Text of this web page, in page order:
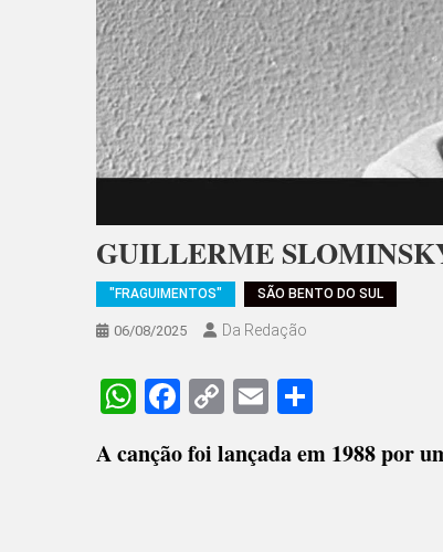
GUILLERME
"FRAGUIMENTOS" SÃO BENTO DO SUL
06/08/2025 Da Redação
WhatsApp
Facebook
CopyEmail
A canção foi lançada em 1988 por